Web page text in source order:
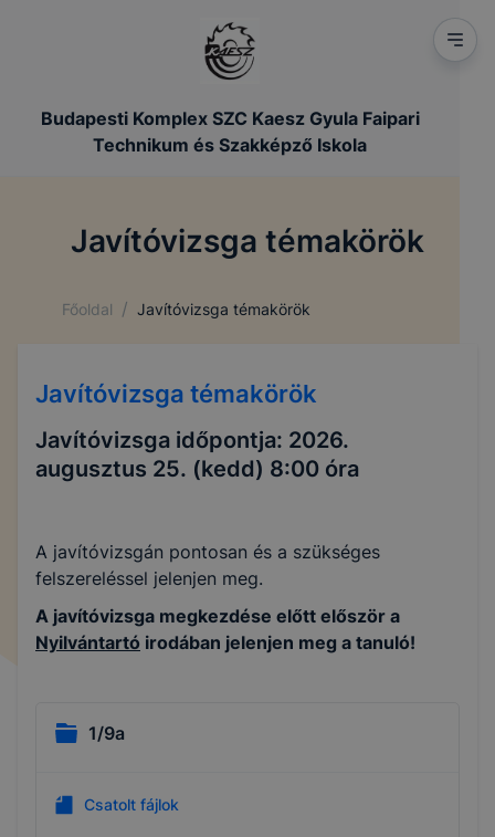
Budapesti Komplex SZC Kaesz Gyula Faipari
Technikum és Szakképző Iskola
Javítóvizsga témakörök
Főoldal / Javítóvizsga témakörök
Javítóvizsga témakörök
Javítóvizsga időpontja: 2026.
augusztus 25. (kedd) 8:00 óra
A javítóvizsgán pontosan és a szükséges
felszereléssel jelenjen meg.
A javítóvizsga megkezdése előtt először a
Nyilvántartó irodában jelenjen meg a tanuló!
1/9a
Csatolt fájlok